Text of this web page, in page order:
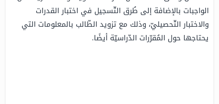
الواجبات بالإضافة إلى طُرق التّسجيل في اختبار القدرات
والاختبار التّحصيليّ، وذلك مع تزويد الطّالب بالمعلومات التي
يحتاجها حول المُقرّرات الدّراسيّة أيضًا.